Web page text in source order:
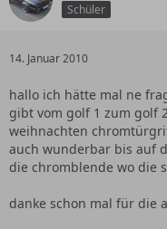
Schüler
14. Januar 2010
hallo ich hätte mal ne
gibt vom golf 1 zum golf
weihnachten
auch wunderbar bis auf
die chromblende wo die
danke schon mal für die